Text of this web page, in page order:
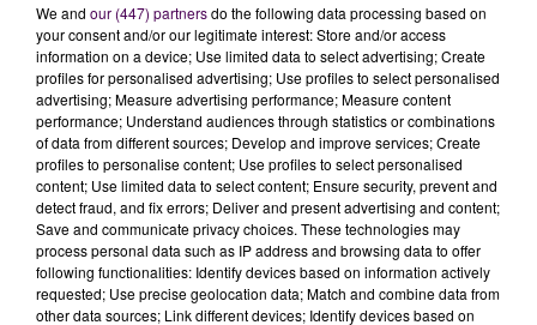
Les soignants de réanimation ont défilé jusqu'à l'ARS
© Nicolas Terrien
GRÈVE RECONDUITE CE MERCREDI
La liste des revendications est longue, à l’image des
jours et des nuits passés dansun service de
réanimation sur-sollicité ces derniers mois. Le ratio
soignants/patients est également pointé du doigt.
We and our (447) partnersdo the following data processing based on
your consent and/or our legitimate interest: Store and/or access
information on a device; Use limited data to select advertising; Create
profiles for personalised advertising; Use profiles to select personalised
advertising; Measure advertising performance; Measure content
performance; Understand audiences through statistics or combinations
of data from different sources; Develop and improve services; Create
profiles to personalise content; Use profiles to select personalised
content; Use limited data to select content; Ensure security, prevent and
detect fraud, and fix errors; Deliver and present advertising and content;
Save and communicate privacy choices. These technologies may
process personal data such as IP address and browsing data to offer
following functionalities: Identify devices based on information actively
requested; Use precise geolocation data; Match and combine data from
other data sources; Link different devices; Identify devices based on